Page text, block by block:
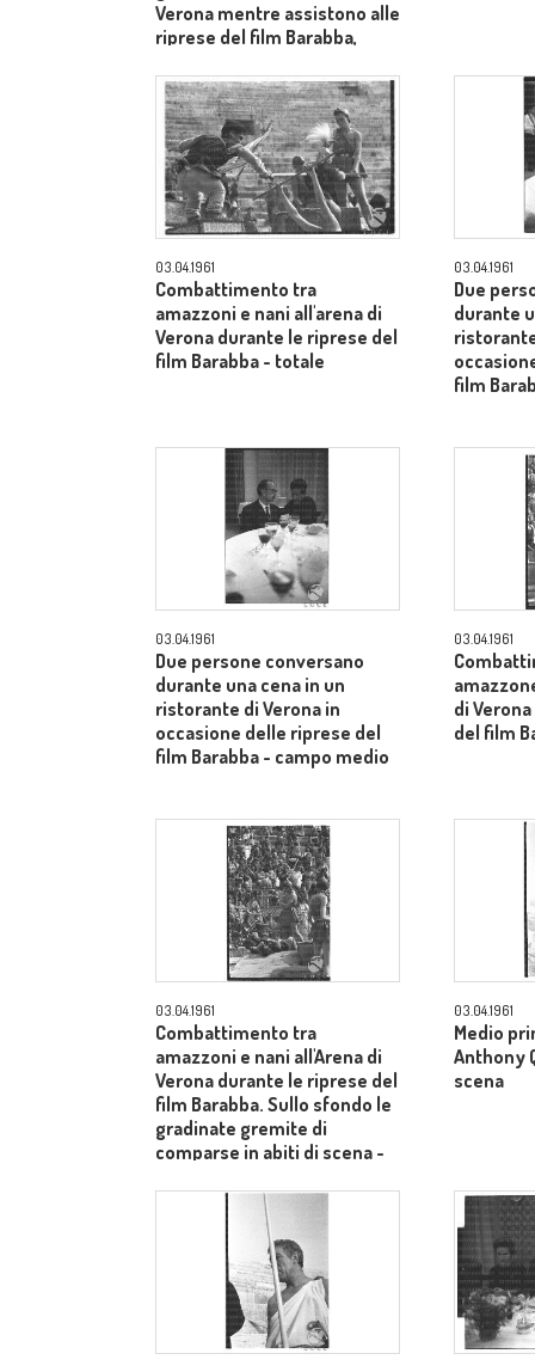
Verona mentre assistono alle
riprese del film Barabba,
Laurentiis - totale
03.04.1961
Combattimento tra
amazzoni e nani all'arena di
Verona durante le riprese del
film Barabba - totale
03.04.1961
Due
durante
film
03.04.1961
Due persone conversano
durante una cena in un
ristorante di Verona in
occasione delle riprese del
film Barabba - campo medio
03.04.1961
di
del film
03.04.1961
Combattimento tra
amazzoni e nani all'Arena di
Verona durante le riprese del
film Barabba. Sullo sfondo le
gradinate gremite di
comparse in abiti di scena -
03.04.1961
Medio
Anthony
scena